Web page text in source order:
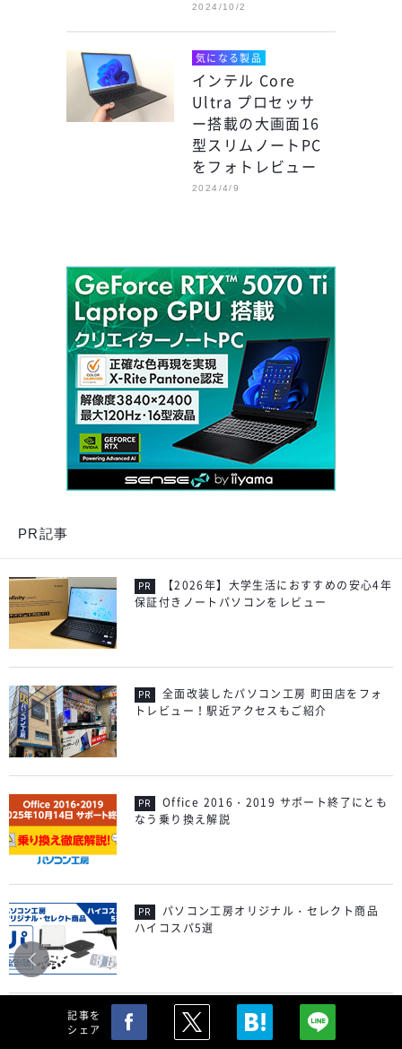
2024/10/2
気になる製品
インテル Core
Ultra プロセッサ
ー搭載の大画面16
型スリムノートPC
をフォトレビュー
2024/4/9
PR記事
【2026年】大学生活におすすめの安心4年
保証付きノートパソコンをレビュー
全面改装したパソコン工房 町田店をフォ
トレビュー！駅近アクセスもご紹介
Office 2016・2019 サポート終了にとも
なう乗り換え解説
パソコン工房オリジナル・セレクト商品
ハイコスパ5選
Windows 11にアップグレードすべきか、
買い替えるべきか？
記事を
シェア